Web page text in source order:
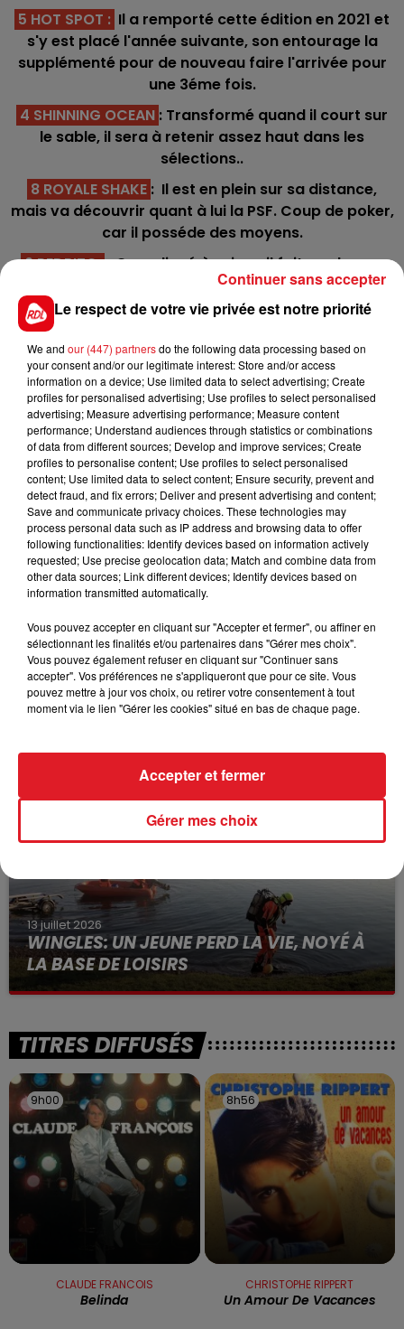
5 HOT SPOT : Il a remporté cette édition en 2021 et
s'y est placé l'année suivante, son entourage la
supplémenté pour de nouveau faire l'arrivée pour
une 3éme fois.
4 SHINNING OCEAN : Transformé quand il court sur
le sable, il sera à retenir assez haut dans les
sélections..
8 ROYALE SHAKE : Il est en plein sur sa distance,
mais va découvrir quant à lui la PSF. Coup de poker,
car il posséde des moyens.
6 PEDRITO: Compliqué à suivre, il fait une bonne
course et plusieurs mauvaises ensuite. S'il est dans
son bon jour une confirmation est attendue sur sa
*******
En direct des pistes :
Les notes du Croise-Laroche :
FILS D'ACTUS
15 juillet 2026
BÉTHUNE: ENQUÊTE POUR HOMICIDE
à des prostituées
13 juillet 2026
WINGLES: UN JEUNE PERD LA VIE, NOYÉ À
LA BASE DE LOISIRS
La victime a coulé à pic
TITRES DIFFUSÉS
9h00
9h00
CLAUDE FRANCOIS
Belinda
8h56
8h56
CHRISTOPHE RIPPERT
Un Amour De Vacances
Le respect de votre vie privée est notre priorité
We and our (447) partnersdo the following data processing based on
your consent and/or our legitimate interest: Store and/or access
information on a device; Use limited data to select advertising; Create
profiles for personalised advertising; Use profiles to select personalised
advertising; Measure advertising performance; Measure content
performance; Understand audiences through statistics or combinations
of data from different sources; Develop and improve services; Create
profiles to personalise content; Use profiles to select personalised
content; Use limited data to select content; Ensure security, prevent and
detect fraud, and fix errors; Deliver and present advertising and content;
Save and communicate privacy choices. These technologies may
process personal data such as IP address and browsing data to offer
following functionalities: Identify devices based on information actively
requested; Use precise geolocation data; Match and combine data from
other data sources; Link different devices; Identify devices based on
information transmitted automatically.
Vous pouvez accepter en cliquant sur "Accepter et fermer", ou affiner en
sélectionnant les finalités et/ou partenaires dans "Gérer mes choix".
Vous pouvez également refuser en cliquant sur "Continuer sans
accepter". Vos préférences ne s'appliqueront que pour ce site. Vous
pouvez mettre à jour vos choix, ou retirer votre consentement à tout
moment via le lien "Gérer les cookies" situé en bas de chaque page.
Gérer mes choix
Accepter et fermer
Continuer sans accepter